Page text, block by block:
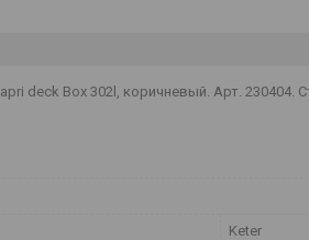
deck Box 302l, коричневый. Арт. 230404.
Keter